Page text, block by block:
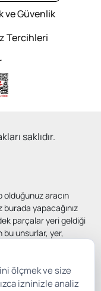
ve Güvenlik
Tercihleri
saklıdır.
olduğunuz aracın
yapacağınız
parçalar yeri geldiği
bu unsurlar, yer,
alışveriş sitesi,
karşımıza
bir fırsat olduğunu
ölçmek ve size
izninizle analiz